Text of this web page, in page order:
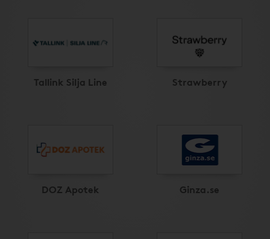
Tallink Silja Line Strawberry
DOZ Apotek Ginza.se